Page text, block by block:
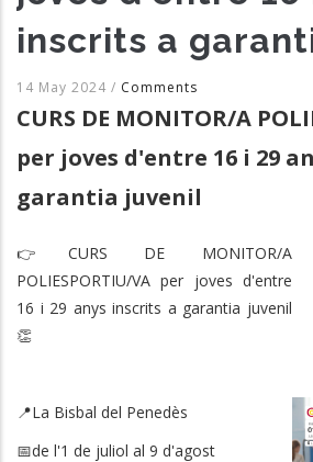
inscrits a
14 May 2024 / Comments
CURS DE MONITOR/A
per joves d'entre 16 i 29
garantia juvenil
👉CURS DE MONITOR/A
POLIESPORTIU/VA per joves d'entre
16 i 29 anys inscrits a garantia juvenil
👏
📍La Bisbal del Penedès
📅de l'1 de juliol al 9 d'agost